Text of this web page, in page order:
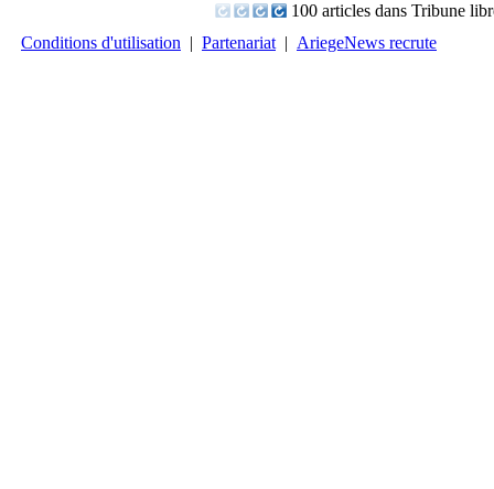
100 articles dans Tribune
Conditions d'utilisation | Partenariat | AriegeNews recrute